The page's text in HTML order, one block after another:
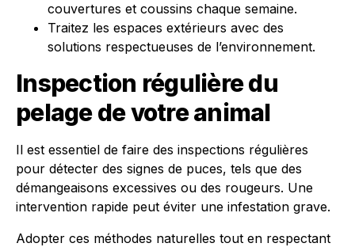
couvertures et coussins chaque semaine.
Traitez les espaces extérieurs avec des
solutions respectueuses de l’environnement.
Inspection régulière du
pelage de votre animal
Il est essentiel de faire des inspections régulières
pour détecter des signes de puces, tels que des
démangeaisons excessives ou des rougeurs. Une
intervention rapide peut éviter une infestation grave.
Adopter ces méthodes naturelles tout en respectant